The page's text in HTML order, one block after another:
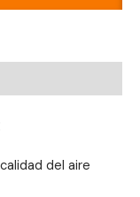
del aire